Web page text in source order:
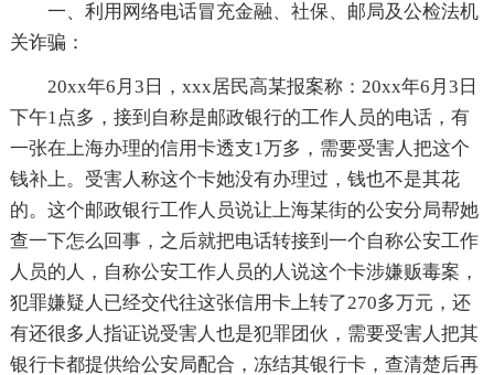
一、利用网络电话冒充金融、社保、邮局及公检法机
关诈骗：
20xx年6月3日，xxx居民高某报案称：20xx年6月3日
下午1点多，接到自称是邮政银行的工作人员的电话，有
一张在上海办理的信用卡透支1万多，需要受害人把这个
钱补上。受害人称这个卡她没有办理过，钱也不是其花
的。这个邮政银行工作人员说让上海某街的公安分局帮她
查一下怎么回事，之后就把电话转接到一个自称公安工作
人员的人，自称公安工作人员的人说这个卡涉嫌贩毒案，
犯罪嫌疑人已经交代往这张信用卡上转了270多万元，还
有还很多人指证说受害人也是犯罪团伙，需要受害人把其
银行卡都提供给公安局配合，冻结其银行卡，查清楚后再